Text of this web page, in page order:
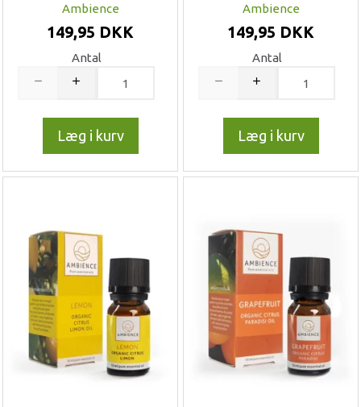
Ambience
149,95 DKK
Antal
Læg i kurv
Ambience
149,95 DKK
Antal
Læg i kurv